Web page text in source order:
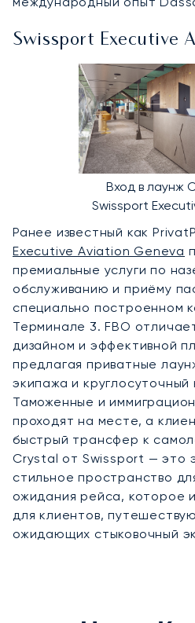
Swissport Executive
Вход в лаунж
Swissport
Ранее известный как
Executive Aviation Geneva
премиальные услуги по
обслуживанию и приёму
специально построенном
Терминале 3. FBO
дизайном и эффективной
предлагая приватные
экипажа и круглосуточный
Таможенные и
проходят на месте, а
быстрый трансфер к
Crystal от Swissport — это
стильное пространство
ожидания рейса, которое
для клиентов,
ожидающих стыковочный